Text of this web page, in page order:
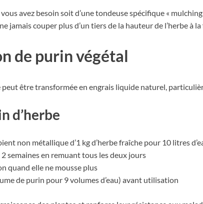
avez besoin soit d’une tondeuse spécifique «
jamais couper plus d’un tiers de la hauteur de l’herbe à la
de purin végétal
peut être transformée en engrais liquide naturel,
d’herbe
non métallique d’1 kg d’herbe fraîche pour 10 litres
2 semaines en remuant tous les deux jours
quand elle ne mousse plus
de purin pour 9 volumes d’eau) avant utilisation